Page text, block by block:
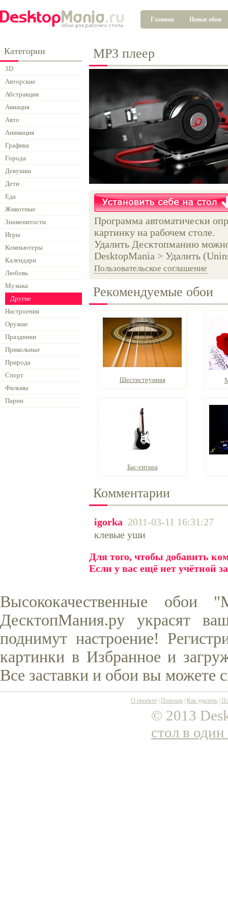
Главная Новые обои
Категории
3D
Авторские
Абстракция
Авиация
Авто
Анимация
Графика
Города
Девушки
Дети
Еда
Животные
Знаменитости
Игры
Компьютеры
Календари
Любовь
Музыка
Другие
Настроения
Оружие
Праздники
Прикольные
Природа
Спорт
Фильмы
Парни
МР3 плеер
Программа автоматически
картинку на рабочем столе.
Удалить Десктопманию
DesktopMania > Удалить
Пользовательское соглашение
Рекомендуемые обои
Шестиструнная
Бас-гитара
Комментарии
igorka 2011-03-11 16:31:27
клевые уши
Для того, чтобы добавить
Если у вас ещё нет учётной
Высококачественные
ДесктопМания.ру украсят
поднимут настроение!
картинки в Избранное и
Все заставки и обои вы можете
О проекте Помощь Как удалить
© 2013
стол в